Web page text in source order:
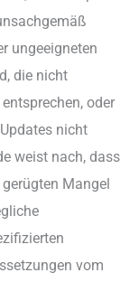
ungeeigneten
die nicht
oder
nicht
weist nach, dass
Mangel
vom